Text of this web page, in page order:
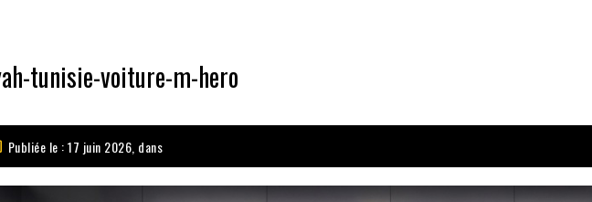
tunisie-voiture-m-hero
Publiée le : 17 juin 2026, dans